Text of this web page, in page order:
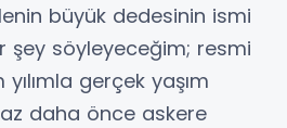
büyük dedesinin ismi
şey söyleyeceğim; resmi
gerçek yaşım
daha önce askere